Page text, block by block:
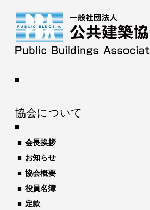
協会について
会長挨拶
お知らせ
協会概要
役員名簿
定款